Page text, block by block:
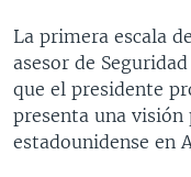
PERÚ
ECUADOR
VENEZUELA
GUATEMALA
HONDURAS
NICARAGUA
LIBERTAD DE
MUNDO
ECONOMÍA
LIBERTAD DE PRENSA
UCRANIA
MULTIMEDIA
La primera escala
asesor de
que el presidente
presenta una
estadounidense en